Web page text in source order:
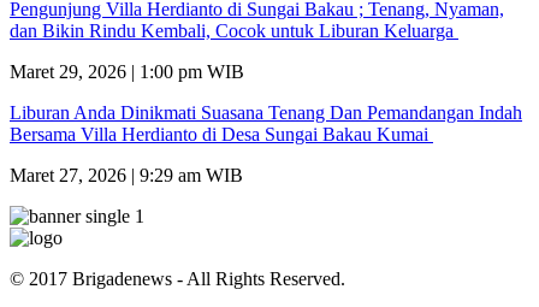
Pengunjung Villa Herdianto di Sungai Bakau ; Tenang, Nyaman,
dan Bikin Rindu Kembali, Cocok untuk Liburan Keluarga
Maret 29, 2026 | 1:00 pm WIB
Liburan Anda Dinikmati Suasana Tenang Dan Pemandangan Indah
Bersama Villa Herdianto di Desa Sungai Bakau Kumai
Maret 27, 2026 | 9:29 am WIB
© 2017 Brigadenews - All Rights Reserved.